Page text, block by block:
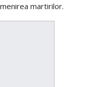
martirilor.